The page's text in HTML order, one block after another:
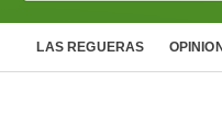
LAS REGUERAS OPINION